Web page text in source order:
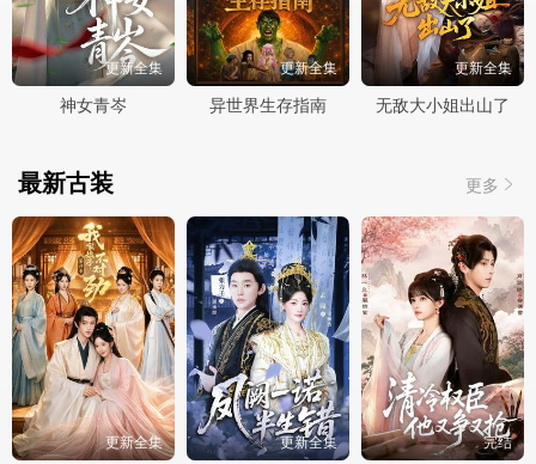
更新全集
神女青岑
更新全集
异世界生存指南
更新全集
无敌大小姐出山了
更多
最新古装
更新全集 更新全集 完结